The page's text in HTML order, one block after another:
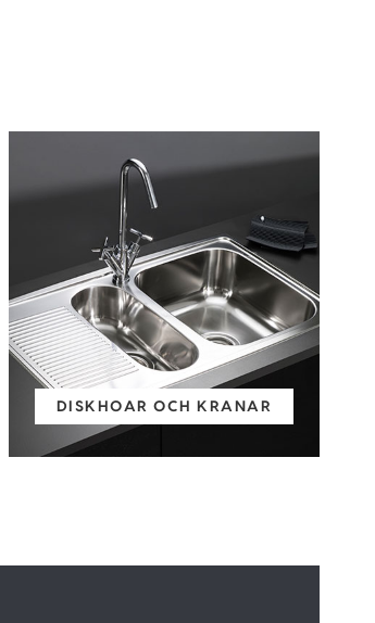
DISKHOAR OCH KRANAR